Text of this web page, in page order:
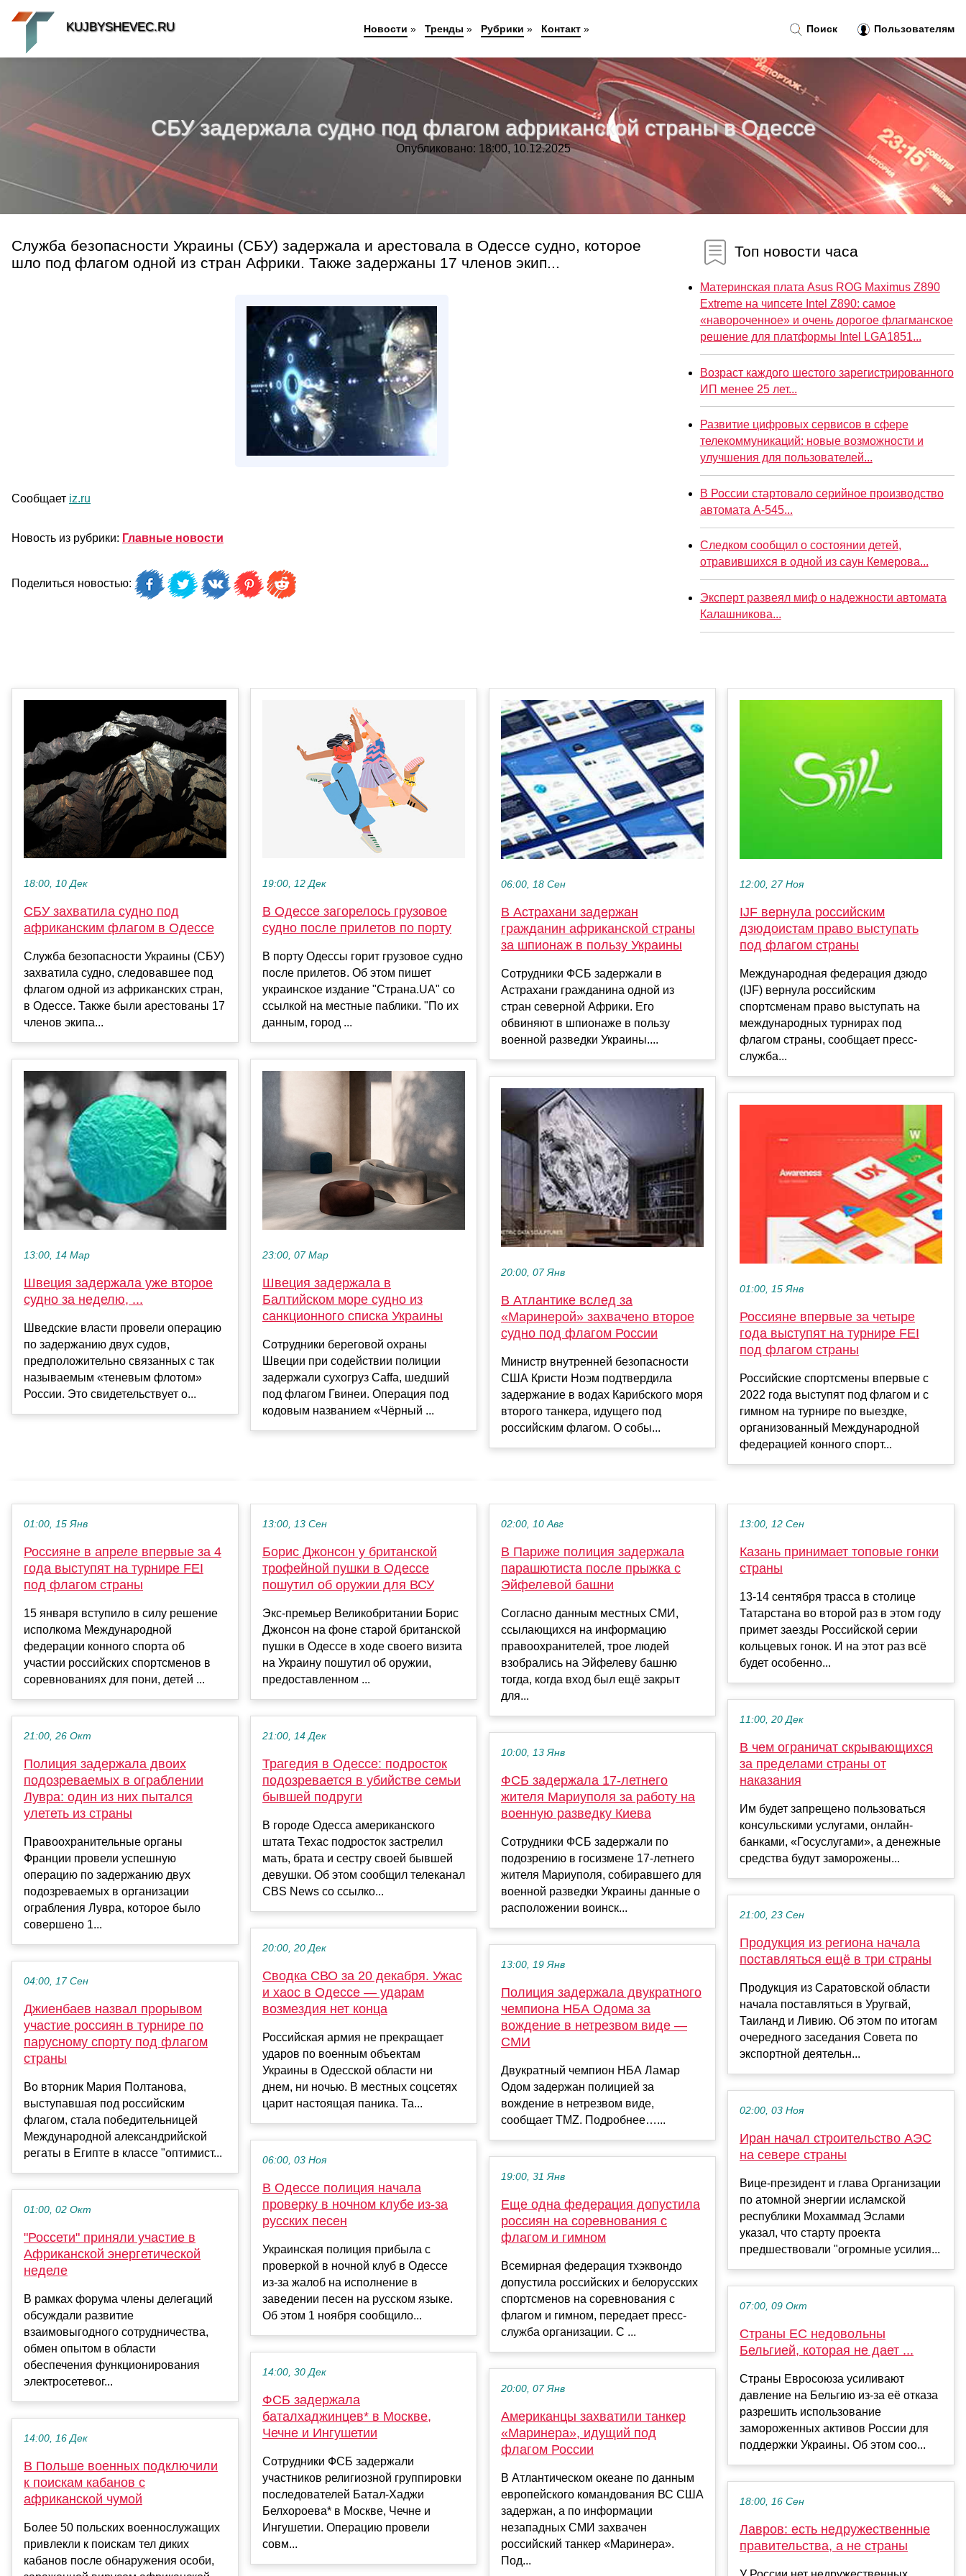
СБУ задержала судно под флагом африканской страны в Одессе
Опубликовано: 18:00, 10.12.2025
Служба безопасности Украины (СБУ) задержала и арестовала в Одессе судно, которое
шло под флагом одной из стран Африки. Также задержаны 17 членов экип...
Сообщает iz.ru
Новость из рубрики: Главные новости
Поделиться новостью:
Топ новости часа
Материнская плата Asus ROG Maximus Z890
Extreme на чипсете Intel Z890: самое
«навороченное» и очень дорогое флагманское
решение для платформы Intel LGA1851...
Возраст каждого шестого зарегистрированного
ИП менее 25 лет...
Развитие цифровых сервисов в сфере
телекоммуникаций: новые возможности и
улучшения для пользователей...
В России стартовало серийное производство
автомата А-545...
Следком сообщил о состоянии детей,
отравившихся в одной из саун Кемерова...
Эксперт развеял миф о надежности автомата
Калашникова...
18:00, 10 Дек
СБУ захватила судно под
африканским флагом в Одессе
Служба безопасности Украины (СБУ)
захватила судно, следовавшее под
флагом одной из африканских стран,
в Одессе. Также были арестованы 17
членов экипа...
13:00, 14 Мар
Швеция задержала уже второе
судно за неделю, ...
Шведские власти провели операцию
по задержанию двух судов,
предположительно связанных с так
называемым «теневым флотом»
России. Это свидетельствует о...
19:00, 12 Дек
В Одессе загорелось грузовое
судно после прилетов по порту
В порту Одессы горит грузовое судно
после прилетов. Об этом пишет
украинское издание "Страна.UA" со
ссылкой на местные паблики. "По их
данным, город ...
23:00, 07 Мар
Швеция задержала в
Балтийском море судно из
санкционного списка Украины
Сотрудники береговой охраны
Швеции при содействии полиции
задержали сухогруз Caffa, шедший
под флагом Гвинеи. Операция под
кодовым названием «Чёрный ...
06:00, 18 Сен
В Астрахани задержан
гражданин африканской страны
за шпионаж в пользу Украины
Сотрудники ФСБ задержали в
Астрахани гражданина одной из
стран северной Африки. Его
обвиняют в шпионаже в пользу
военной разведки Украины....
20:00, 07 Янв
В Атлантике вслед за
«Маринерой» захвачено второе
судно под флагом России
Министр внутренней безопасности
США Кристи Ноэм подтвердила
задержание в водах Карибского моря
второго танкера, идущего под
российским флагом. О собы...
12:00, 27 Ноя
IJF вернула российским
дзюдоистам право выступать
под флагом страны
Международная федерация дзюдо
(IJF) вернула российским
спортсменам право выступать на
международных турнирах под
флагом страны, сообщает пресс-
служба...
01:00, 15 Янв
Россияне впервые за четыре
года выступят на турнире FEI
под флагом страны
Российские спортсмены впервые с
2022 года выступят под флагом и с
гимном на турнире по выездке,
организованный Международной
федерацией конного спорт...
01:00, 15 Янв
Россияне в апреле впервые за 4
года выступят на турнире FEI
под флагом страны
15 января вступило в силу решение
исполкома Международной
федерации конного спорта об
участии российских спортсменов в
соревнованиях для пони, детей ...
21:00, 26 Окт
Полиция задержала двоих
подозреваемых в ограблении
Лувра: один из них пытался
улететь из страны
Правоохранительные органы
Франции провели успешную
операцию по задержанию двух
подозреваемых в организации
ограбления Лувра, которое было
совершено 1...
04:00, 17 Сен
Джиенбаев назвал прорывом
участие россиян в турнире по
парусному спорту под флагом
страны
Во вторник Мария Полтанова,
выступавшая под российским
флагом, стала победительницей
Международной александрийской
регаты в Египте в классе "оптимист...
01:00, 02 Окт
"Россети" приняли участие в
Африканской энергетической
неделе
В рамках форума члены делегаций
обсуждали развитие
взаимовыгодного сотрудничества,
обмен опытом в области
обеспечения функционирования
электросетевог...
14:00, 16 Дек
В Польше военных подключили
к поискам кабанов с
африканской чумой
Более 50 польских военнослужащих
привлекли к поискам тел диких
кабанов после обнаружения особи,
13:00, 13 Сен
Борис Джонсон у британской
трофейной пушки в Одессе
пошутил об оружии для ВСУ
Экс-премьер Великобритании Борис
Джонсон на фоне старой британской
пушки в Одессе в ходе своего визита
на Украину пошутил об оружии,
предоставленном ...
21:00, 14 Дек
Трагедия в Одессе: подросток
подозревается в убийстве семьи
бывшей подруги
В городе Одесса американского
штата Техас подросток застрелил
мать, брата и сестру своей бывшей
девушки. Об этом сообщил телеканал
CBS News со ссылко...
20:00, 20 Дек
Сводка СВО за 20 декабря. Ужас
и хаос в Одессе — ударам
возмездия нет конца
Российская армия не прекращает
ударов по военным объектам
Украины в Одесской области ни
днем, ни ночью. В местных соцсетях
царит настоящая паника. Та...
06:00, 03 Ноя
В Одессе полиция начала
проверку в ночном клубе из-за
русских песен
Украинская полиция прибыла с
проверкой в ночной клуб в Одессе
из-за жалоб на исполнение в
заведении песен на русском языке.
Об этом 1 ноября сообщило...
14:00, 30 Дек
ФСБ задержала
баталхаджинцев* в Москве,
Чечне и Ингушетии
Сотрудники ФСБ задержали
участников религиозной группировки
последователей Батал-Хаджи
Белхороева* в Москве, Чечне и
Ингушетии. Операцию провели
совм...
02:00, 10 Авг
В Париже полиция задержала
парашютиста после прыжка с
Эйфелевой башни
Согласно данным местных СМИ,
ссылающихся на информацию
правоохранителей, трое людей
взобрались на Эйфелеву башню
тогда, когда вход был ещё закрыт
для...
10:00, 13 Янв
ФСБ задержала 17-летнего
жителя Мариуполя за работу на
военную разведку Киева
Сотрудники ФСБ задержали по
подозрению в госизмене 17-летнего
жителя Мариуполя, собиравшего для
военной разведки Украины данные о
расположении воинск...
13:00, 19 Янв
Полиция задержала двукратного
чемпиона НБА Одома за
вождение в нетрезвом виде —
СМИ
Двукратный чемпион НБА Ламар
Одом задержан полицией за
вождение в нетрезвом виде,
сообщает TMZ. Подробнее…...
19:00, 31 Янв
Еще одна федерация допустила
россиян на соревнования с
флагом и гимном
Всемирная федерация тхэквондо
допустила российских и белорусских
спортсменов на соревнования с
флагом и гимном, передает пресс-
служба организации. С ...
20:00, 07 Янв
Американцы захватили танкер
«Маринера», идущий под
флагом России
В Атлантическом океане по данным
европейского командования ВС США
задержан, а по информации
незападных СМИ захвачен
российский танкер «Маринера».
Под...
13:00, 12 Сен
Казань принимает топовые гонки
страны
13-14 сентября трасса в столице
Татарстана во второй раз в этом году
примет заезды Российской серии
кольцевых гонок. И на этот раз всё
будет особенно...
11:00, 20 Дек
В чем ограничат скрывающихся
за пределами страны от
наказания
Им будет запрещено пользоваться
консульскими услугами, онлайн-
банками, «Госуслугами», а денежные
средства будут заморожены...
21:00, 23 Сен
Продукция из региона начала
поставляться ещё в три страны
Продукция из Саратовской области
начала поставляться в Уругвай,
Таиланд и Ливию. Об этом по итогам
очередного заседания Совета по
экспортной деятельн...
02:00, 03 Ноя
Иран начал строительство АЭС
на севере страны
Вице-президент и глава Организации
по атомной энергии исламской
республики Мохаммад Эслами
указал, что старту проекта
предшествовали "огромные усилия...
07:00, 09 Окт
Страны ЕС недовольны
Бельгией, которая не дает ...
Страны Евросоюза усиливают
давление на Бельгию из-за её отказа
разрешить использование
замороженных активов России для
поддержки Украины. Об этом соо...
18:00, 16 Сен
Лавров: есть недружественные
правительства, а не страны
Поиск Пользователям
KUJBYSHEVEC.RU Новости » Тренды » Рубрики » Контакт»